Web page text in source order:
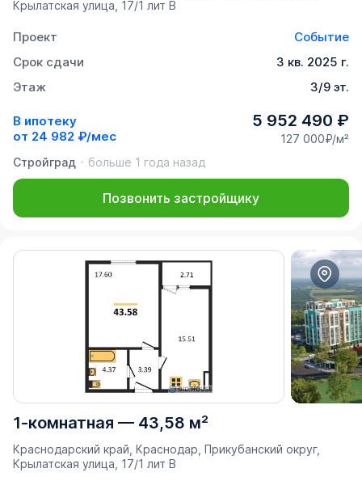
Крылатская улица, 17/1 лит В
Проект
Событие
Срок сдачи
3 кв. 2025 г.
Этаж
3/9 эт.
В ипотеку
от 24 982 ₽/мес
5 952 490 ₽
127 000₽/м²
Стройград
больше 1 года назад
Позвонить застройщику
1-комнатная — 43,58 м²
Краснодарский край, Краснодар, Прикубанский округ,
Крылатская улица, 17/1 лит В